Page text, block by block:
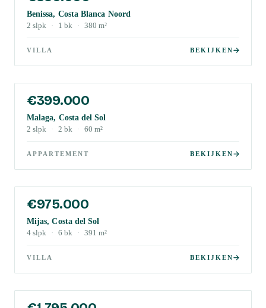
Benissa, Costa Blanca Noord
2 slpk · 1 bk · 380 m²
VILLA BEKIJKEN
€399.000
Malaga, Costa del Sol
2 slpk · 2 bk · 60 m²
APPARTEMENT BEKIJKEN
€975.000
Mijas, Costa del Sol
4 slpk · 6 bk · 391 m²
VILLA BEKIJKEN